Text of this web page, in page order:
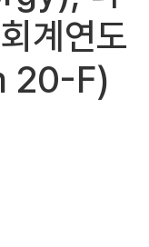
계연도
20-F)